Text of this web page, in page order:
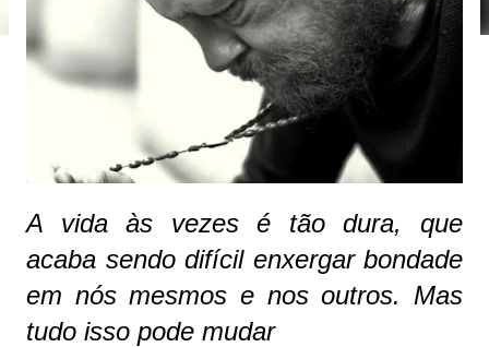
A vida às vezes é tão dura, que
acaba sendo difícil enxergar bondade
em nós mesmos e nos outros. Mas
tudo isso pode mudar